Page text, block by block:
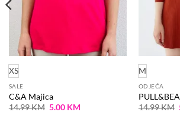
XS
SALE
C&A Majica
14.99KM Original
5.00 KMCurrent
M
ODJEĆA
14.99KM